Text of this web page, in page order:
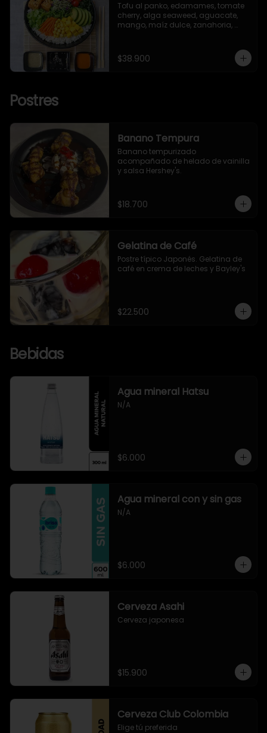
Tofu al panko, edamames, tomate
cherry, alga seaweed, aguacate,
mango, maíz dulce, zanahoria,
$38.900
Postres
Banano Tempura
Banano tempurizado
acompañado de helado de vainilla
y salsa Hershey's.
$18.700
Gelatina de Café
Postre típico Japonés. Gelatina de
café en crema de leches y Bayley's
$22.500
Bebidas
Agua mineral Hatsu
N/A
$6.000
Agua mineral con y sin gas
N/A
$6.000
Cerveza Asahi
Cerveza japonesa
$15.900
Cerveza Club Colombia
Elige tú preferida